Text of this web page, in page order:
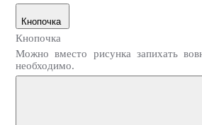
Кнопочка
Кнопочка
Можно вместо рисунка запихать
необходимо.